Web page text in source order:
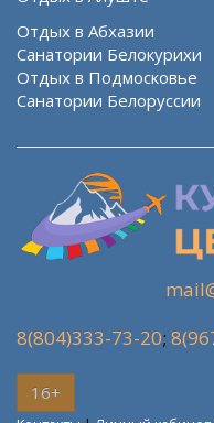
Отдых в Абхазии
Санатории Белокурихи
Отдых в Подмосковье
Санатории Белоруссии
8(804)333-73-20;
16+